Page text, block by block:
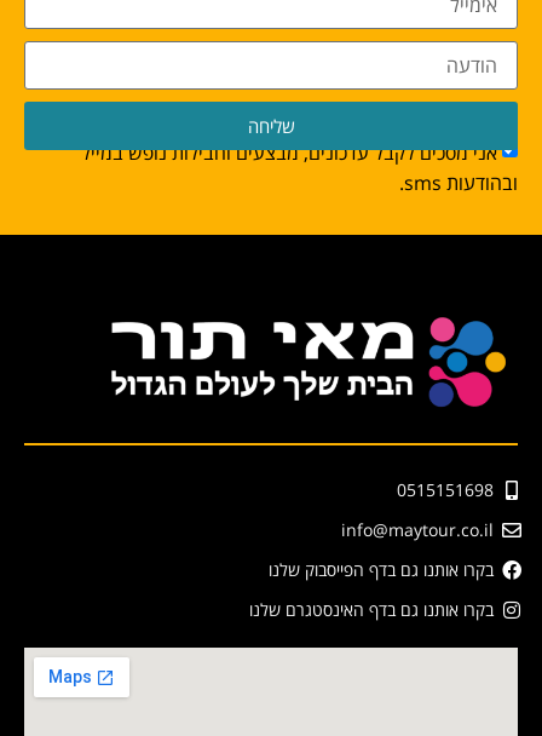
אני מסכים לקבל עדכונים, מבצעים וחבילות נופש במייל
ובהודעות sms.
שליחה
0515151698
info@maytour.co.il
בקרו אותנו גם בדף הפייסבוק שלנו
בקרו אותנו גם בדף האינסטגרם שלנו